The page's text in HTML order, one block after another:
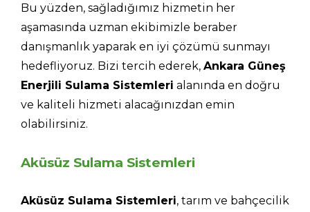
Bu yüzden, sağladığımız hizmetin her
aşamasında uzman ekibimizle beraber
danışmanlık yaparak en iyi çözümü sunmayı
hedefliyoruz. Bizi tercih ederek, Ankara Güneş
Enerjili Sulama Sistemleri alanında en doğru
ve kaliteli hizmeti alacağınızdan emin
olabilirsiniz.
Aküsüz Sulama Sistemleri
Aküsüz Sulama Sistemleri, tarım ve bahçecilik